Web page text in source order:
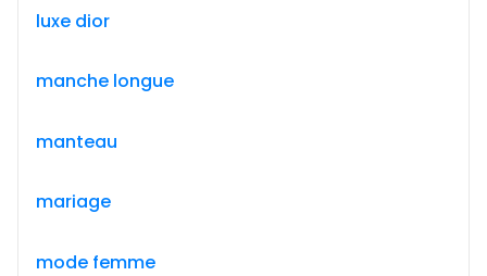
luxe dior
manche longue
manteau
mariage
mode femme